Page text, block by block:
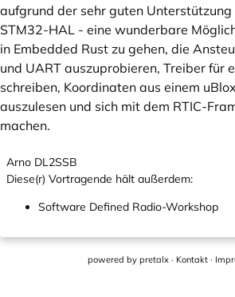
aufgrund der sehr guten Unterstützung
STM32-HAL - eine wunderbare
in Embedded Rust zu gehen, die
und UART auszuprobieren, Treiber für
schreiben, Koordinaten aus einem
auszulesen und sich mit dem RTIC-
machen.
Arno DL2SSB
Diese(r) Vortragende hält außerdem:
Software Defined Radio-Workshop
powered by pretalx · Kontakt ·